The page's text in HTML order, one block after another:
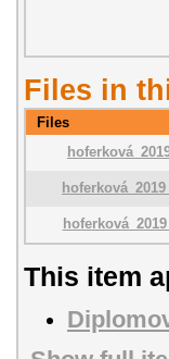
Files in
Files
This item